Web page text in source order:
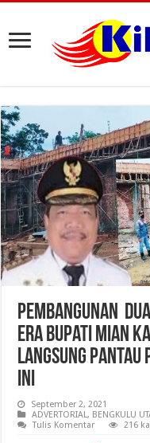
Pembangunan
Era Bupati Mian
Langsung
Ini
September 2, 2021
ADVERTORIAL, BENGKULU
Tulis Komentar
216